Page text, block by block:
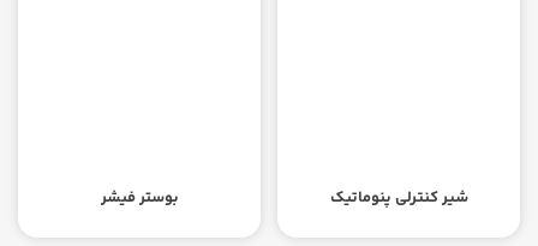
شیر کنترلی پنوماتیک‬‎ بوستر فیشر